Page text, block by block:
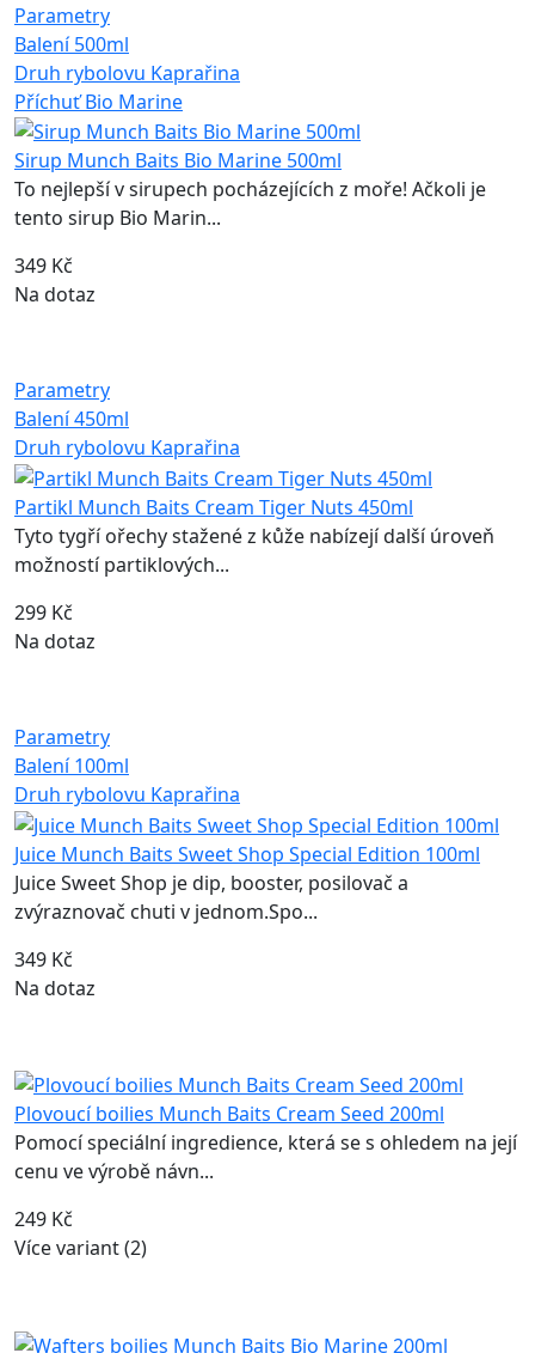
Parametry
Balení 500ml
Druh rybolovu Kaprařina
Příchuť Bio Marine
Sirup Munch Baits Bio Marine 500ml
To nejlepší v sirupech pocházejících z moře! Ačkoli je
tento sirup Bio Marin...
349 Kč
Na dotaz
Parametry
Balení450ml
Druh rybolovu Kaprařina
Partikl Munch Baits Cream Tiger Nuts 450ml
Tyto tygří ořechy stažené z kůže nabízejí další úroveň
možností partiklových...
299 Kč
Na dotaz
Parametry
Balení 100ml
Druh rybolovu Kaprařina
Juice Munch Baits Sweet Shop Special Edition 100ml
Juice Sweet Shop je dip, booster, posilovač a
zvýraznovač chuti v jednom.Spo...
349 Kč
Na dotaz
Plovoucí boilies Munch Baits Cream Seed 200ml
Pomocí speciální ingredience, která se s ohledem na její
cenu ve výrobě návn...
249 Kč
Více variant (2)